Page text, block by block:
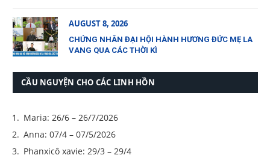
AUGUST 8, 2026
CHỨNG NHÂN ĐẠI HỘI HÀNH HƯƠNG ĐỨC MẸ LA
VANG QUA CÁC THỜI KÌ
CẦU NGUYỆN CHO CÁC LINH HỒN
Maria: 26/6 – 26/7/2026
Anna: 07/4 – 07/5/2026
Phanxicô xavie: 29/3 – 29/4